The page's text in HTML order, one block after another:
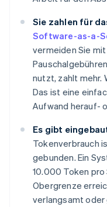
Sie zahlen für
Software-as-a-
vermeiden Sie
nutzt, zahlt mehr.
Das ist eine
Aufwand herauf-
Es gibt
Tokenverbrauch
gebunden. Ein
10.000 Token pro
Obergrenze
verlangsamt oder